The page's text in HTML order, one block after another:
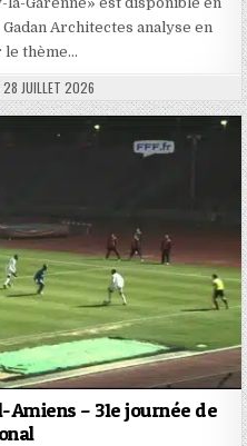
Architectes analyse en
thème…
PUBLISHED
DATE:
28 JUILLET 2026
– 31e journée de